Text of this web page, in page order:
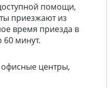
помощи,
приезжают из
время приезда в
минут.
центры,